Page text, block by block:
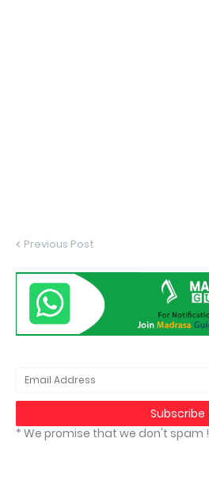
Previous Post
* We promise that we don't spam !